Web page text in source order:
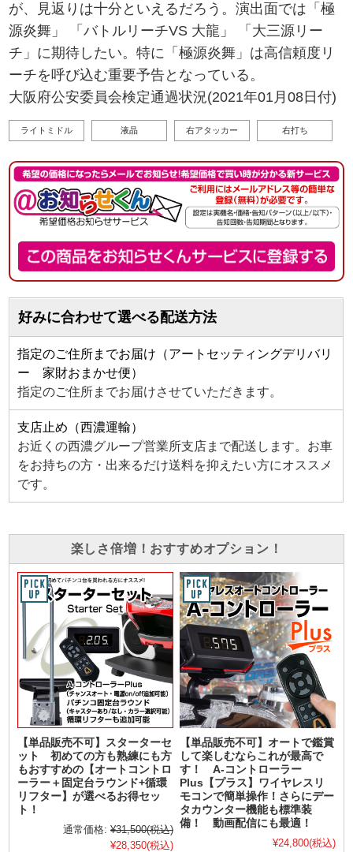
が、見返りは十分といえるだろう。演出面では「極
源炎舞」 「バトルリーチVS 大龍」 「大三源リー
チ」に期待したい。特に「極源炎舞」は高信頼度リ
ーチを呼び込む重要予告となっている。
大阪府公安委員会検定通過状況(2021年01月08日付)
ライトミドル 液晶 右アタッカー 右打ち
好みに合わせて選べる配送方法
指定のご住所までお届け（アートセッティングデリバリ
ー 家財おまかせ便）
指定のご住所までお届けさせていただきます。
支店止め（西濃運輸）
お近くの西濃グループ営業所支店まで配送します。お車
をお持ちの方・出来るだけ送料を抑えたい方にオススメ
です。
楽しさ倍増！おすすめオプション！
【単品販売不可】スターターセ
ット 初めての方も熟練にも方
もおすすめの【オートコントロ
ーラー＋固定台ラウンド+循環
リフター】が選べるお得セッ
ト！
通常価格: ¥31,500(税込)
¥28,350(税込)
【単品販売不可】オートで鑑賞
して楽しむならこれが最高で
す！ A-コントローラー
Plus【プラス】ワイヤレスリ
モコンで簡単操作！さらにデー
タカウンター機能も標準装
備！ 動画配信にも最適！
¥24,800(税込)